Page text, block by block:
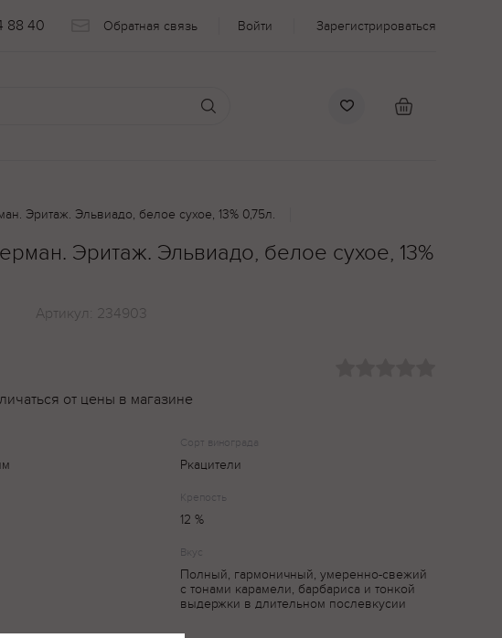
88 40 Обратная связь Войти Зарегистрироваться
Эритаж. Эльвиадо, белое сухое, 13% 0,75л.
Эритаж. Эльвиадо, белое сухое, 13%
Артикул: 234903
от цены в магазине
Сорт винограда
Ркацители
Крепость
12 %
Вкус
Полный, гармоничный, умеренно-свежий
с тонами карамели, барбариса и тонкой
выдержки в длительном послевкусии